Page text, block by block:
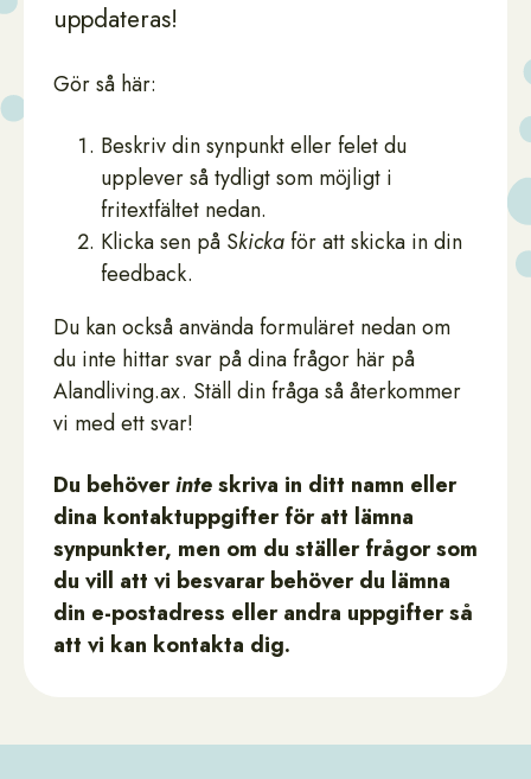
uppdateras!
Gör så här:
Beskriv din synpunkt eller felet du
upplever så tydligt som möjligt i
fritextfältet nedan.
Klicka sen på Skickaför att skicka in din
feedback.
Du kan också använda formuläret nedan om
du inte hittar svar på dina frågor här på
Alandliving.ax. Ställ din fråga så återkommer
vi med ett svar!
Du behöverinteskriva in ditt namn eller
dina kontaktuppgifter för att lämna
synpunkter, men om du ställer frågor som
du vill att vi besvarar behöver du lämna
din e-postadress eller andra uppgifter så
att vi kan kontakta dig.